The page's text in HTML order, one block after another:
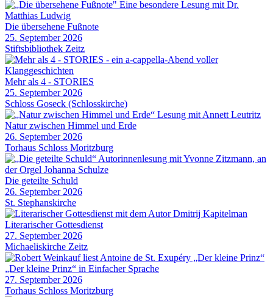
Die übersehene Fußnote
25. September 2026
Stiftsbibliothek Zeitz
Mehr als 4 - STORIES
25. September 2026
Schloss Goseck (Schlosskirche)
Natur zwischen Himmel und Erde
26. September 2026
Torhaus Schloss Moritzburg
Die geteilte Schuld
26. September 2026
St. Stephanskirche
Literarischer Gottesdienst
27. September 2026
Michaeliskirche Zeitz
„Der kleine Prinz“ in Einfacher Sprache
27. September 2026
Torhaus Schloss Moritzburg